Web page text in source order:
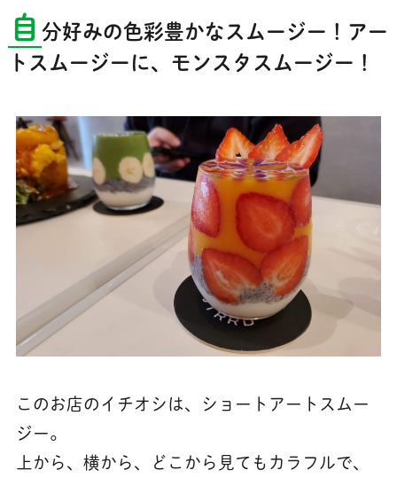
自 分好みの色彩豊かなスムージー！アー
トスムージーに、モンスタスムージー！
このお店のイチオシは、ショートアートスムー
ジー。
上から、横から、どこから見てもカラフルで、